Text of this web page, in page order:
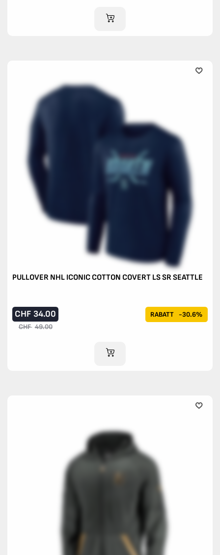
IM WARENKORB
PULLOVER NHL ICONIC COTTON COVERT LS SR SEATTLE
RABATT -30.6%
CHF 34.00
CHF 49.00
IM WARENKORB